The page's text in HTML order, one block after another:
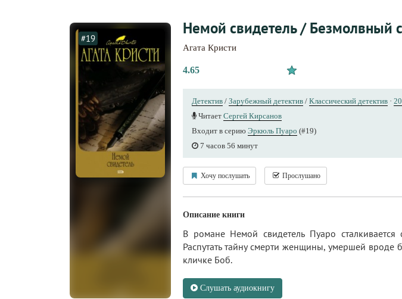
#19
Немой свидетель / Безмолвный
Агата Кристи
4.65
Детектив / Зарубежный детектив / Классический детектив ·
Читает Сергей Кирсанов
Входит в серию Эркюль Пуаро (#19)
7 часов 56 минут
Хочу послушать Прослушано
Описание книги
В романе Немой свидетель Пуаро
Распутать тайну смерти женщины, умершей вроде
кличке Боб.
Слушать аудиокнигу